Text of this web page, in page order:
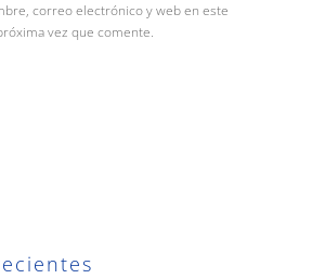
correo electrónico y web en este
vez que comente.